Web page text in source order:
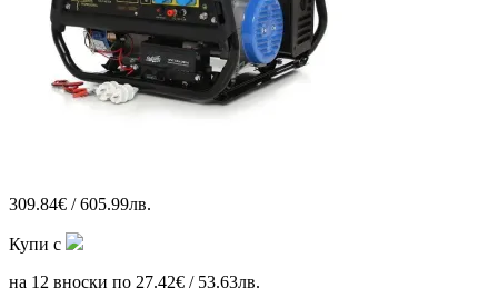
309.84€ / 605.99лв.
Купи с
на 12 вноски по 27.42€ / 53.63лв.